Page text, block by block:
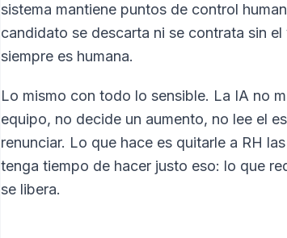
sistema mantiene puntos de control
candidato se descarta ni se contrata sin
siempre es humana.
Lo mismo con todo lo sensible. La IA no
equipo, no decide un aumento, no lee el
renunciar. Lo que hace es quitarle a RH
tenga tiempo de hacer justo eso: lo que
se libera.